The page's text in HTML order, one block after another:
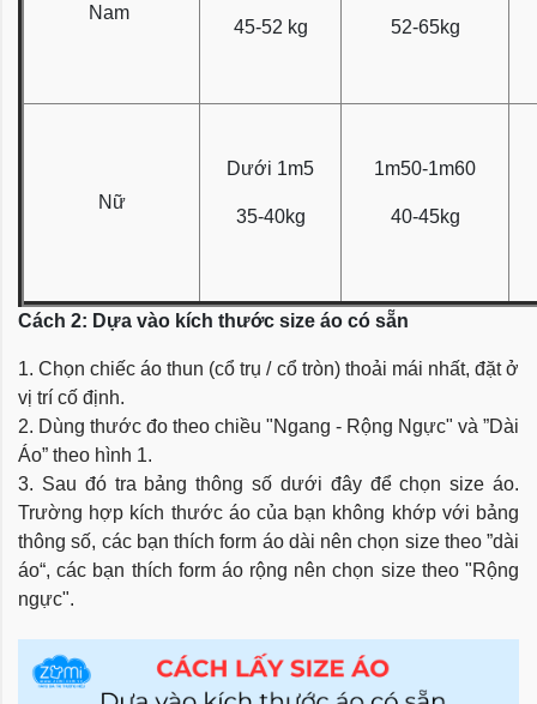
Nam
45-52 kg 52-65kg
Nữ
Dưới 1m5
35-40kg
1m50-1m60
40-45kg
Cách 2: Dựa vào kích thước size áo có sẵn
1. Chọn chiếc áo thun (cổ trụ / cổ tròn) thoải mái nhất, đặt ở
vị trí cố định.
2. Dùng thước đo theo chiều "Ngang - Rộng Ngực" và ”Dài
Áo” theo hình 1.
3. Sau đó tra bảng thông số dưới đây để chọn size áo.
Trường hợp kích thước áo của bạn không khớp với bảng
thông số, các bạn thích form áo dài nên chọn size theo ”dài
áo“, các bạn thích form áo rộng nên chọn size theo "Rộng
ngực".